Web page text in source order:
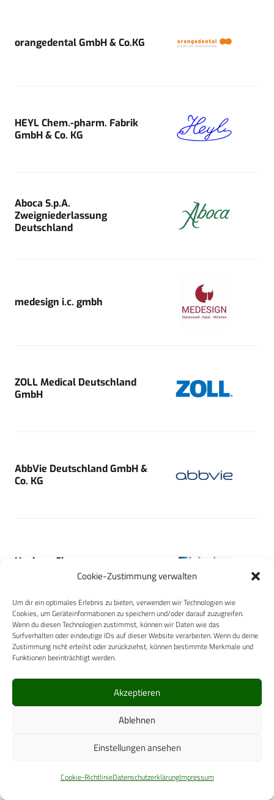
Cookie-Zustimmung verwalten
Um dir ein optimales Erlebnis zu bieten, verwenden wir Technologien wie
Cookies, um Geräteinformationen zu speichern und/oder darauf zuzugreifen.
Wenn du diesen Technologien zustimmst, können wir Daten wie das
Surfverhalten oder eindeutige IDs auf dieser Website verarbeiten. Wenn du deine
Zustimmung nicht erteilst oder zurückziehst, können bestimmte Merkmale und
Funktionen beeinträchtigt werden.
Akzeptieren
Ablehnen
Einstellungen ansehen
Cookie-RichtlinieDatenschutzerklärungImpressum
orangedental GmbH & Co.KG
HEYL Chem.-pharm. Fabrik
GmbH & Co. KG
Aboca S.p.A.
Zweigniederlassung
Deutschland
medesign i.c. gmbh
ZOLL Medical Deutschland
GmbH
AbbVie Deutschland GmbH &
Co. KG
Hygiene-Shop.com
Eizo Europe GmbH